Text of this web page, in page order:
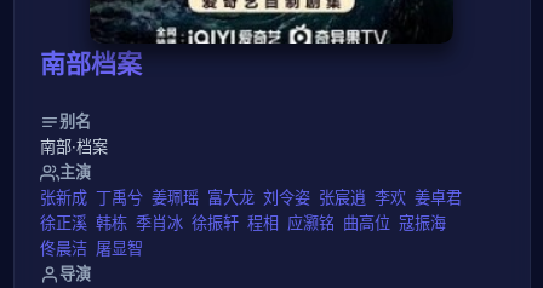
南部档案
别名
南部·档案
主演
张新成 丁禹兮 姜珮瑶 富大龙 刘令姿 张宸逍 李欢 姜卓君
徐正溪 韩栋 季肖冰 徐振轩 程相 应灏铭 曲高位 寇振海
佟晨洁 屠显智
导演